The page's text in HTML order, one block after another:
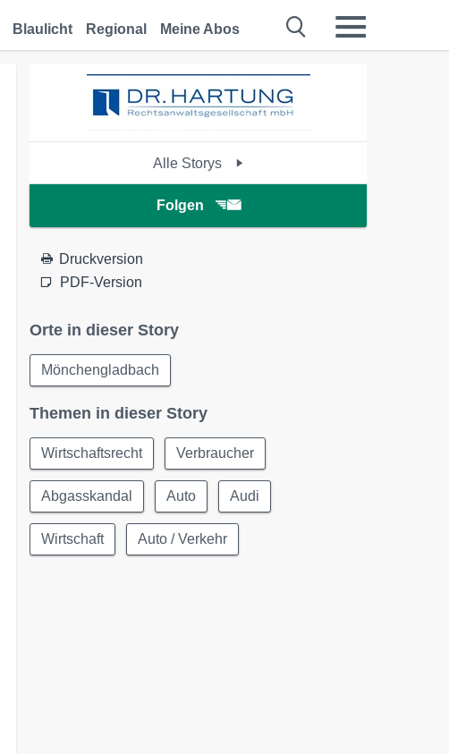
Blaulicht Regional Meine Abos
Alle Storys
Folgen
Druckversion
PDF-Version
Orte in dieser Story
Mönchengladbach
Themen in dieser Story
Wirtschaftsrecht Verbraucher
Abgasskandal Auto Audi
Wirtschaft Auto / Verkehr